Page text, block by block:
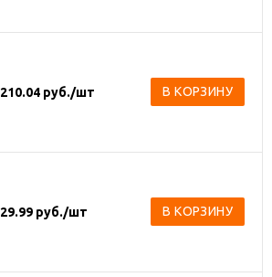
210.04 руб./шт В КОРЗИНУ
29.99 руб./шт В КОРЗИНУ